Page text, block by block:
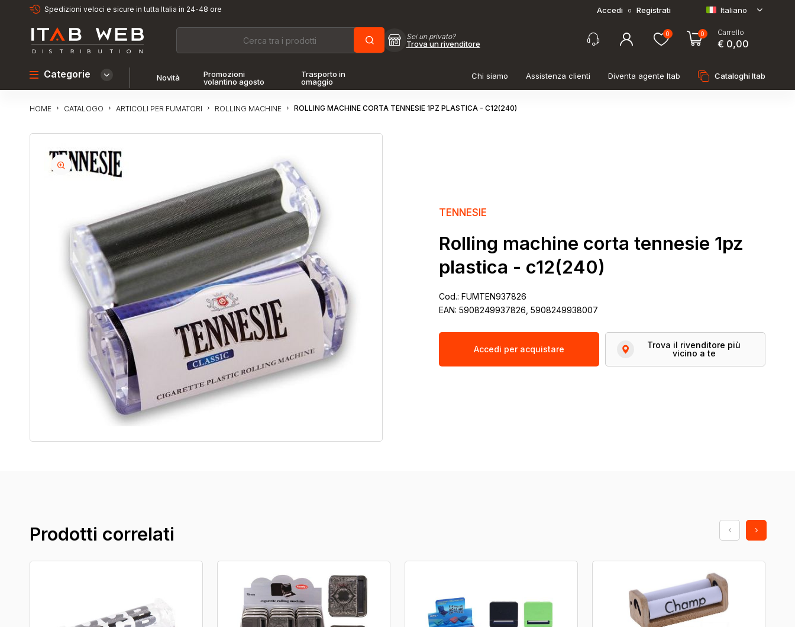
Spedizioni veloci e sicure in tutta Italia in 24-48 ore Accedi o Registrati Italiano
Sei un privato?
Trova un rivenditore
0 0 Carrello
€ 0,00
Categorie Novità
Promozioni
volantino agosto
Trasporto in
omaggio
Chi siamo Assistenza clienti Diventa agente Itab Cataloghi Itab
HOME CATALOGO ARTICOLI PER FUMATORI ROLLING MACHINE ROLLING MACHINE CORTA TENNESIE 1PZ PLASTICA - C12(240)
TENNESIE
Rolling machine corta tennesie 1pz
plastica - c12(240)
Cod.: FUMTEN937826
EAN: 5908249937826, 5908249938007
Accedi per acquistare
Trova il rivenditore più
vicino a te
Prodotti correlati